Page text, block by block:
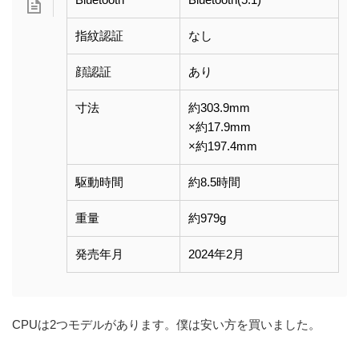
指紋認証 なし
顔認証 あり
寸法
約303.9mm
×約17.9mm
×約197.4mm
駆動時間 約8.5時間
重量 約979g
発売年月 2024年2月
CPUは2つモデルがあります。僕は安い方を買いました。